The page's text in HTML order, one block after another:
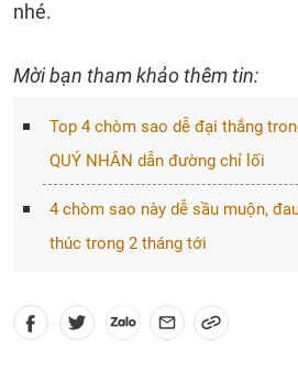
nhé.
Mời bạn tham khảo thêm tin:
Top 4 chòm sao dễ đại thắng
QUÝ NHÂN dẫn đường chỉ lối
4 chòm sao này dễ sầu muộn,
thúc trong 2 tháng tới